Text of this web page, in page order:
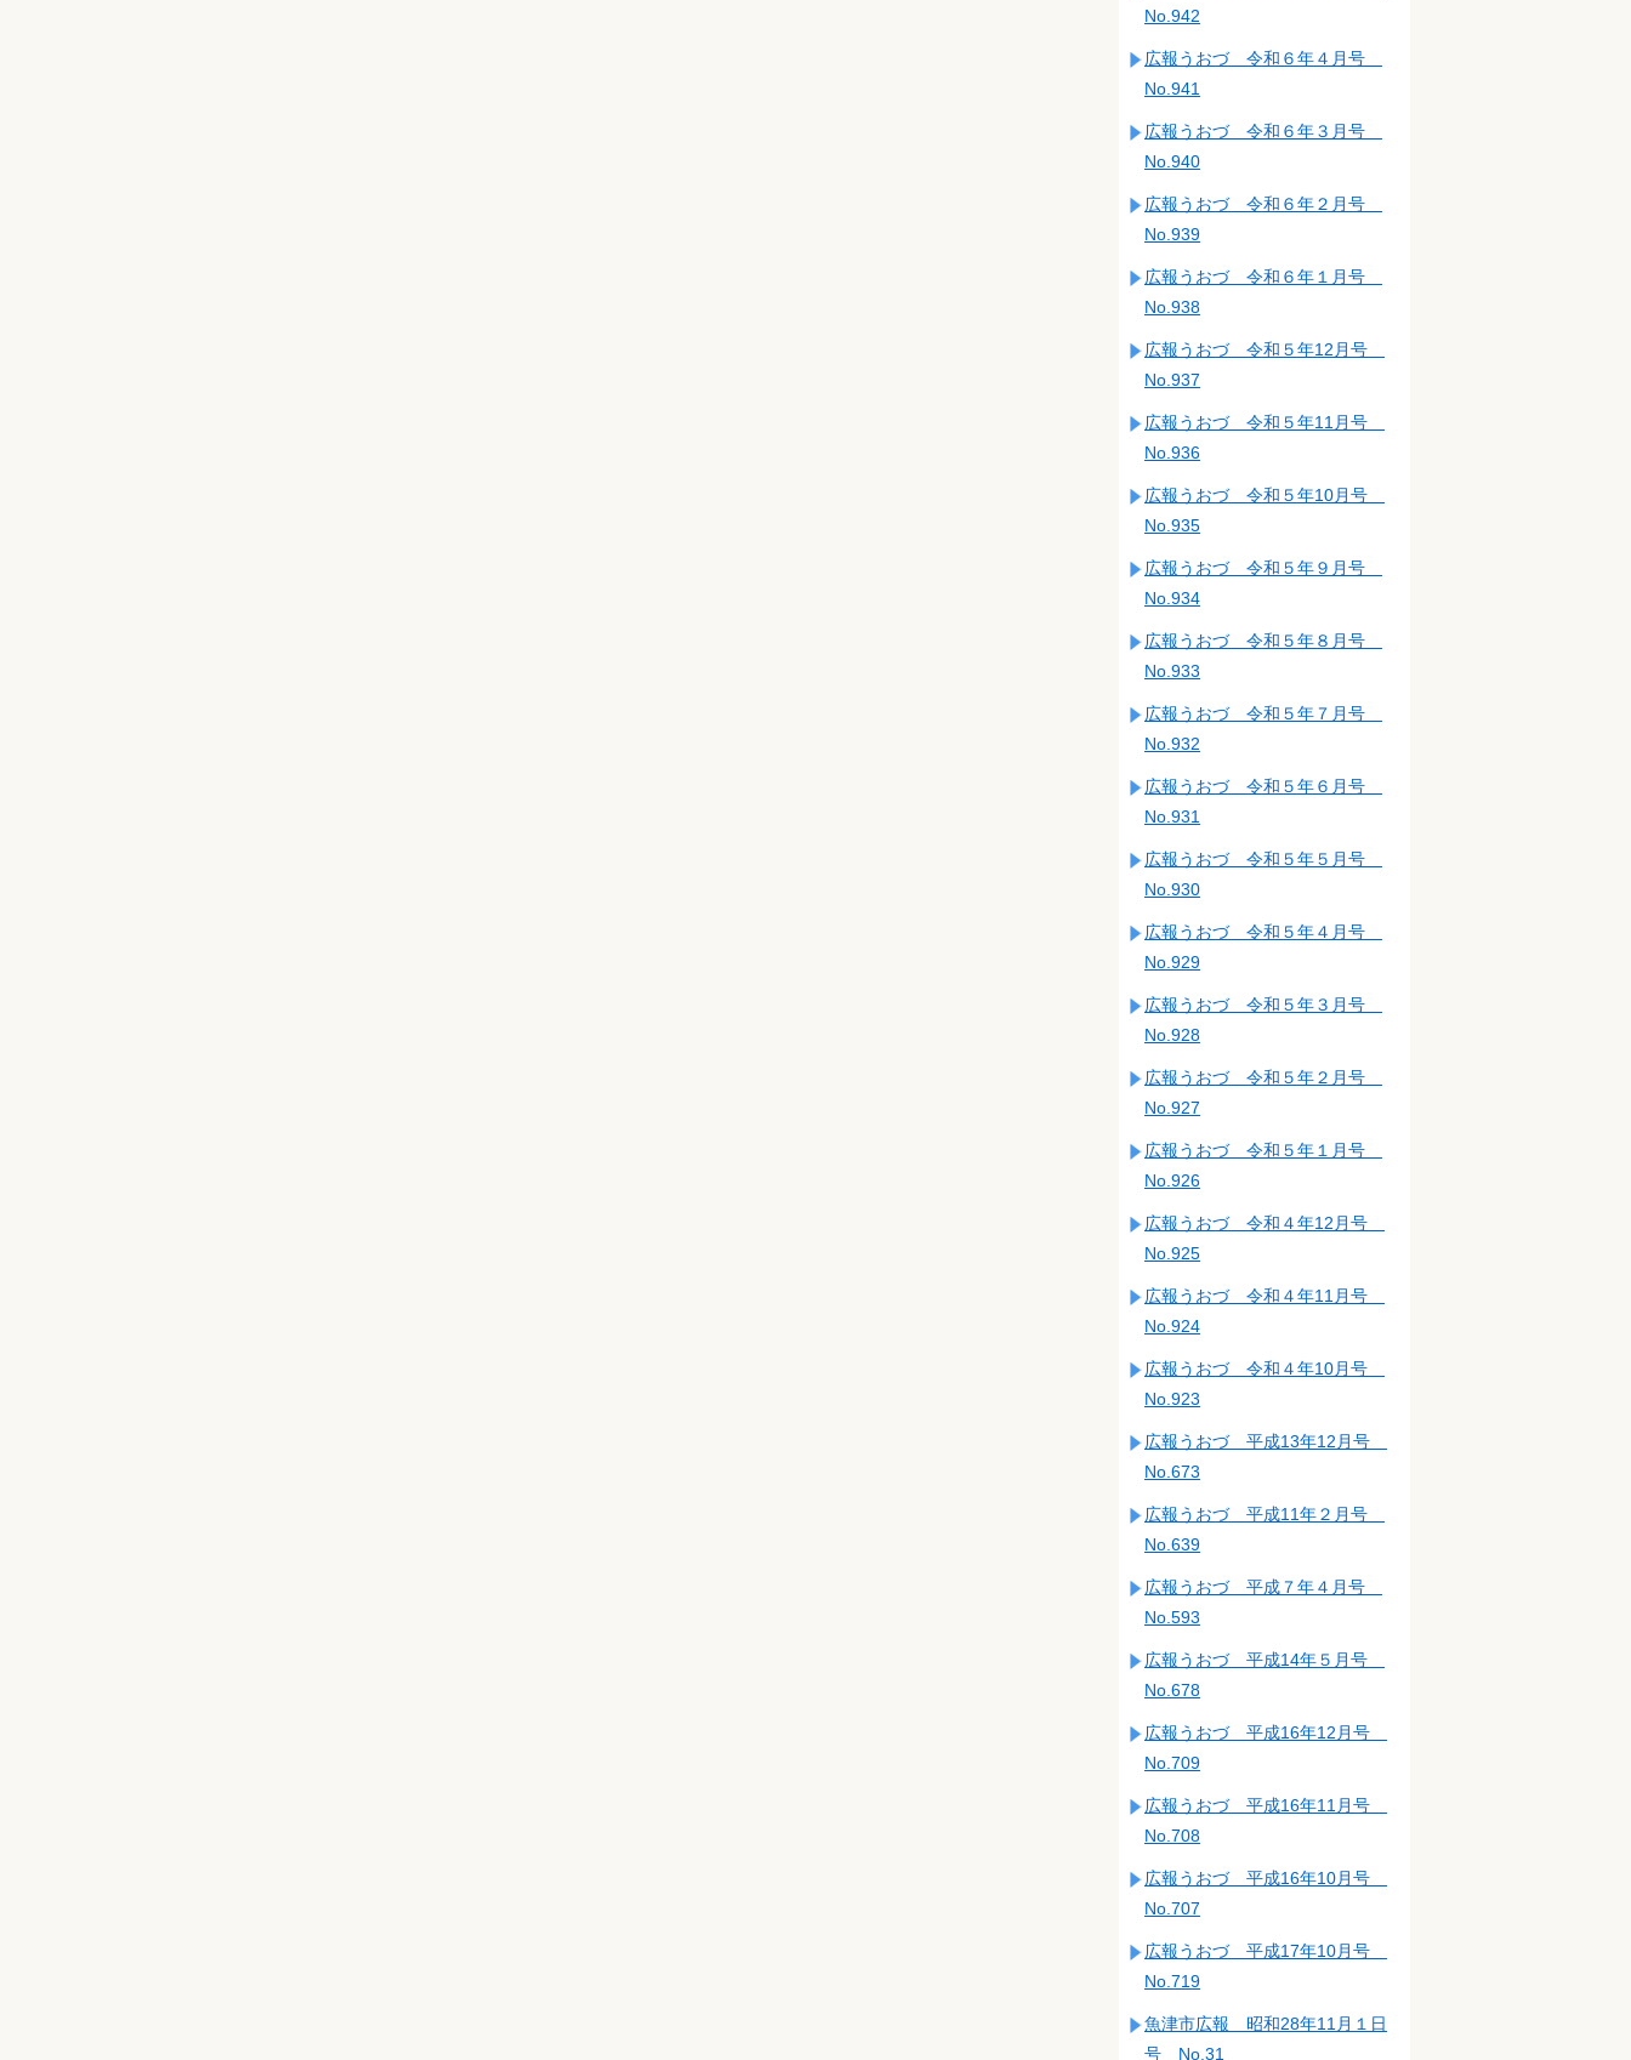
No.942
広報うおづ 令和６年４月号
No.941
広報うおづ 令和６年３月号
No.940
広報うおづ 令和６年２月号
No.939
広報うおづ 令和６年１月号
No.938
広報うおづ 令和５年12月号
No.937
広報うおづ 令和５年11月号
No.936
広報うおづ 令和５年10月号
No.935
広報うおづ 令和５年９月号
No.934
広報うおづ 令和５年８月号
No.933
広報うおづ 令和５年７月号
No.932
広報うおづ 令和５年６月号
No.931
広報うおづ 令和５年５月号
No.930
広報うおづ 令和５年４月号
No.929
広報うおづ 令和５年３月号
No.928
広報うおづ 令和５年２月号
No.927
広報うおづ 令和５年１月号
No.926
広報うおづ 令和４年12月号
No.925
広報うおづ 令和４年11月号
No.924
広報うおづ 令和４年10月号
No.923
広報うおづ 平成13年12月号
No.673
広報うおづ 平成11年２月号
No.639
広報うおづ 平成７年４月号
No.593
広報うおづ 平成14年５月号
No.678
広報うおづ 平成16年12月号
No.709
広報うおづ 平成16年11月号
No.708
広報うおづ 平成16年10月号
No.707
広報うおづ 平成17年10月号
No.719
魚津市広報 昭和28年11月１日
号 No.31